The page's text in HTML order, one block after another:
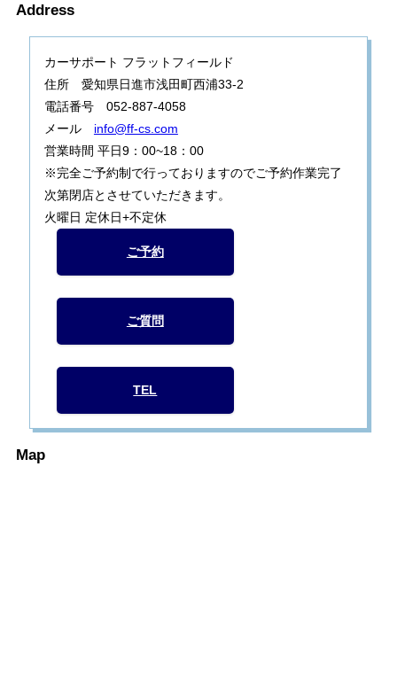
Address
カーサポート フラットフィールド
住所 愛知県日進市浅田町西浦33-2
電話番号 052-887-4058
メール info@ff-cs.com
営業時間 平日9：00~18：00
※完全ご予約制で行っておりますのでご予約作業完了
次第閉店とさせていただきます。
火曜日 定休日+不定休
ご予約
ご質問
TEL
Map